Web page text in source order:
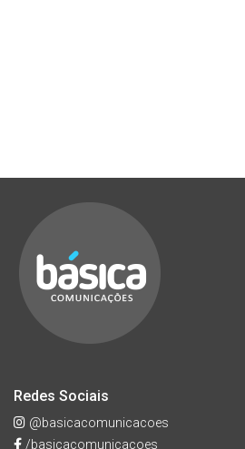
Redes Sociais
@basicacomunicacoes
/basicacomunicacoes